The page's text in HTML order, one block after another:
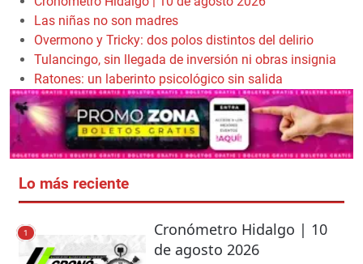
Las niñas no son madres
Overmono y Tricky: dos polos distintos del delirio
Tulancingo, sin llegada de inversión ni obras insignia
Ratones: un laberinto psicológico sin salida
Lo más reciente
1
Cronómetro Hidalgo | 10
de agosto 2026